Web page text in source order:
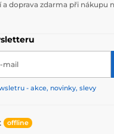
doprava zdarma při nákupu
mail
- akce, novinky, slevy
offline